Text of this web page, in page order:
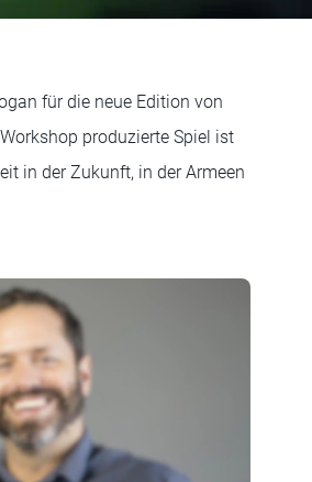
für die neue Edition von
produzierte Spiel ist
in der Zukunft, in der Armeen